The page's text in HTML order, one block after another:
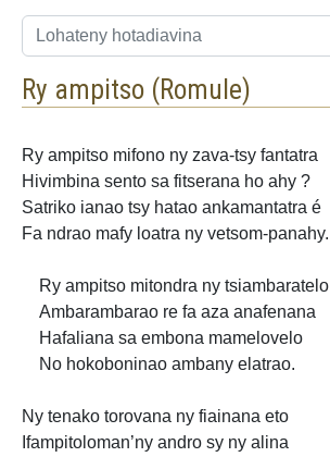
Ry ampitso (Romule)
Ry ampitso mifono ny zava-tsy fantatra
Hivimbina sento sa fitserana ho ahy ?
Satriko ianao tsy hatao ankamantatra é
Fa ndrao mafy loatra ny vetsom-panahy.
Ry ampitso mitondra ny tsiambaratelo
Ambarambarao re fa aza anafenana
Hafaliana sa embona mamelovelo
No hokoboninao ambany elatrao.
Ny tenako torovana ny fiainana eto
Ifampitoloman’ny andro sy ny alina